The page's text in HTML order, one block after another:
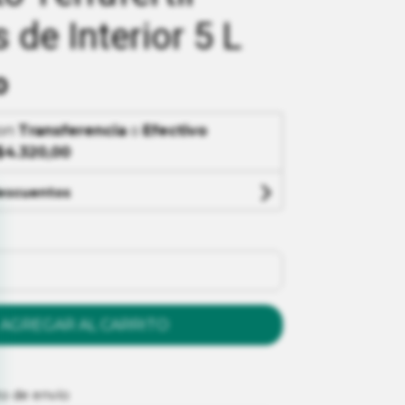
de Interior 5 L
TransferenciaoEfectivo
AGREGAR AL CARRITO
de envío